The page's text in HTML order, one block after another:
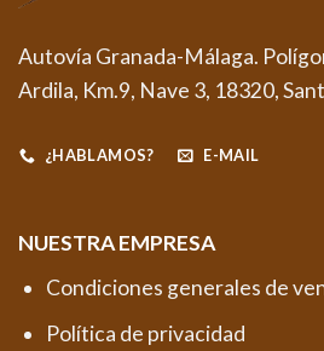
Autovía Granada-Málaga.
Ardila, Km.9, Nave 3, 18320,
¿HABLAMOS? E-MAIL
NUESTRA EMPRESA
Condiciones generales de
Política de privacidad